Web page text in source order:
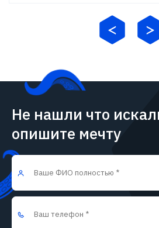
Не нашли что
опишите мечту